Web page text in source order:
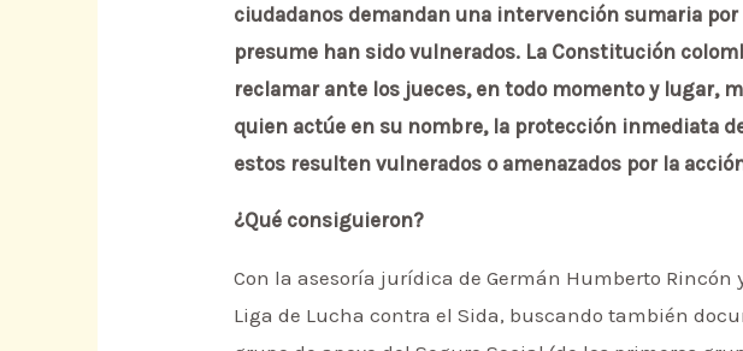
ciudadanos demandan una intervención sumaria
presume han sido vulnerados. La Constitución
reclamar ante los jueces, en todo momento y lugar,
quien actúe en su nombre, la protección inmediata
estos resulten vulnerados o amenazados por la
¿Qué consiguieron?
Con la asesoría jurídica de Germán Humberto
Liga de Lucha contra el Sida, buscando también